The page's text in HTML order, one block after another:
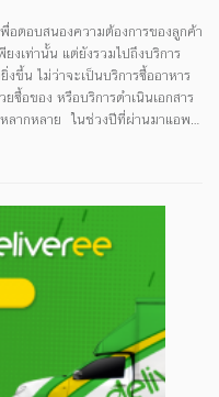
อตอบสนองความต้องการของลูกค้า
งเท่านั้น แต่ยังรวมไปถึงบริการ
ขึ้น ไม่ว่าจะเป็นบริการซื้ออาหาร
ซื้อของ หรือบริการดำเนินเอกสาร
ที่ผ่านมาแอพ
บริการฝากซื้อของเพิ่มมากขึ้น ไม่